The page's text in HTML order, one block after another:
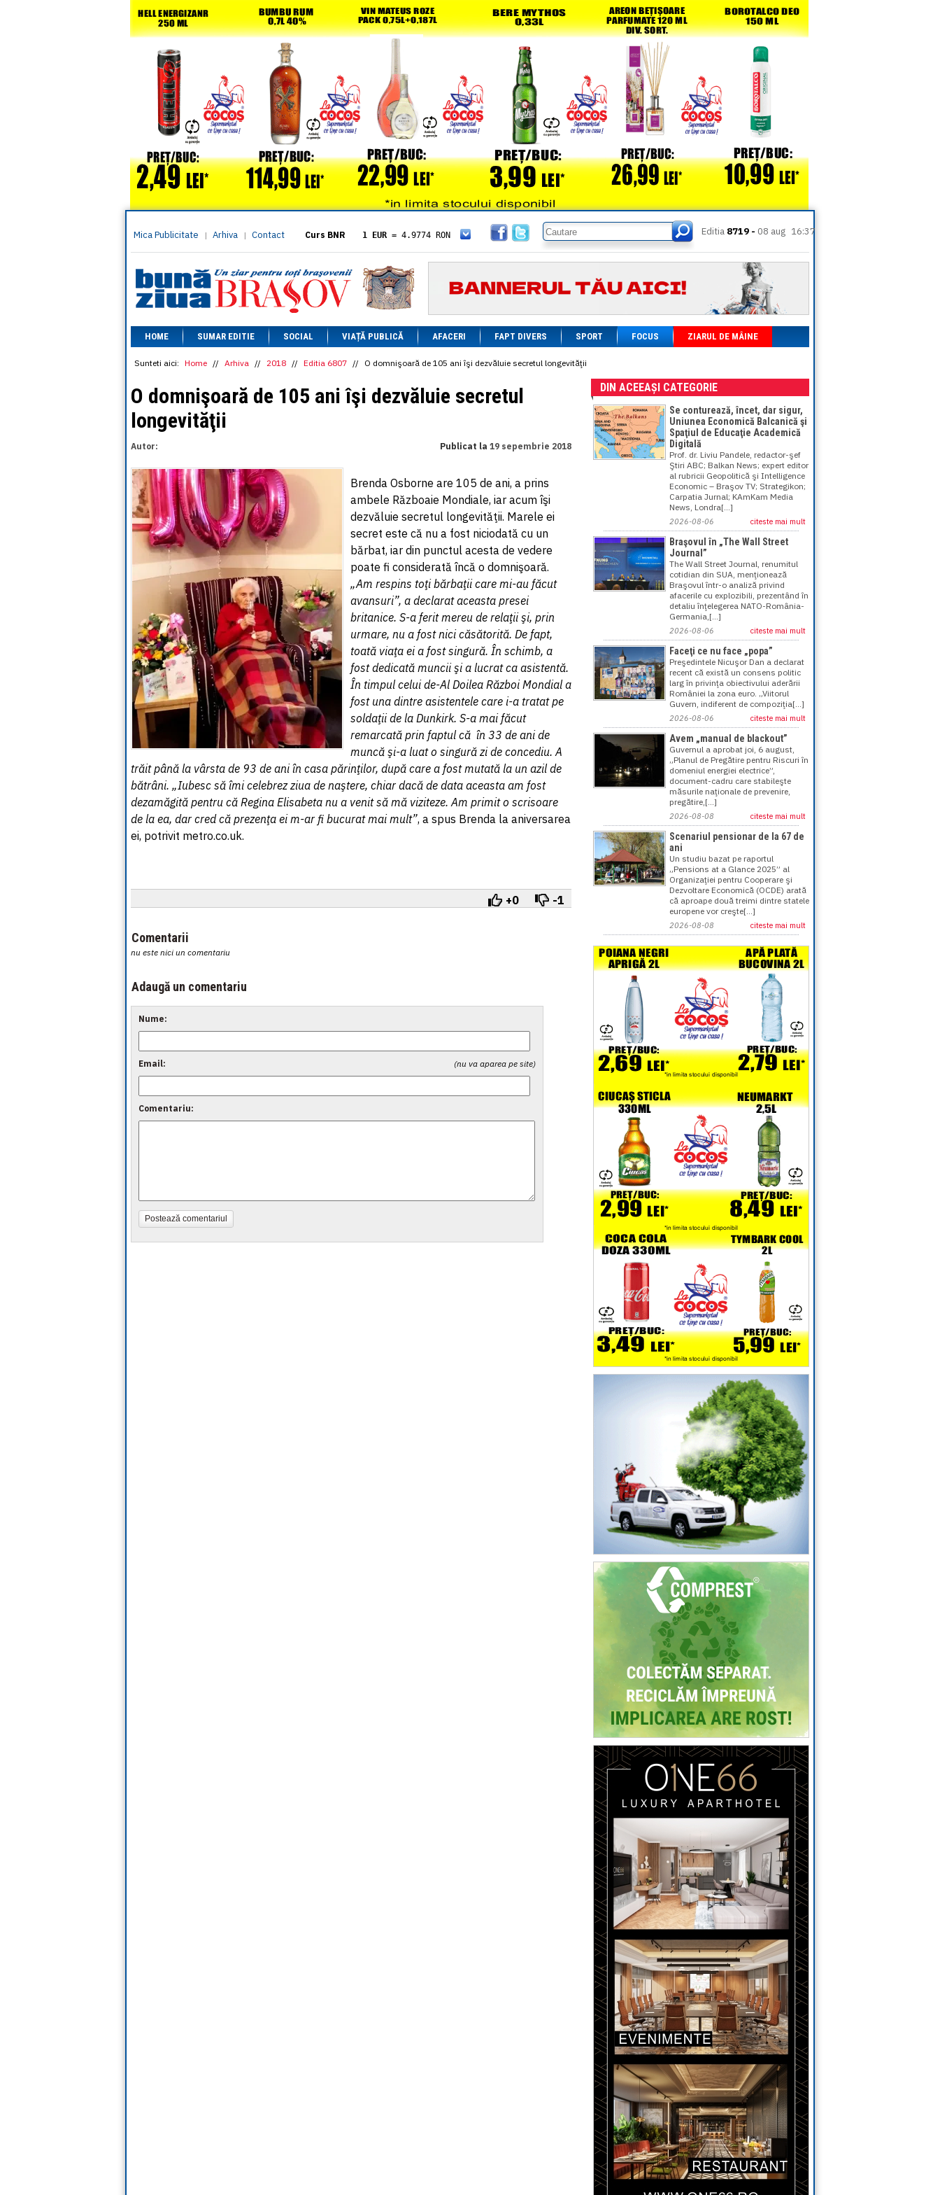
Mica Publicitate | Arhiva | Contact Curs BNR 1 EUR = 4.9774 RON
= 5.8304 RON
1 XAU= 464.4611 RON
1 AED= 1.1933 RON
1 AUD= 2.7957 RON
1 BGN= 2.5449 RON
1 CAD= 3.1559 RON
1 CHF= 5.2813 RON
1 CNY= 0.6015 RON
1 DKK
= 0.6668 RON
1 EGP= 0.0860 RON
= 0.3047 RON
1 NOK= 0.4191 RON
1 NZD= 2.6097 RON
1 PLN= 1.1646 RON
1 RUB= 0.0530 RON
1 SEK = 0.4526 RON
1 TRY= 0.1141 RON
1 XDR= 5.9383 RON
1 ZAR= 0.2318 RON
Editia 8719 - 08 aug 16:37
HOME SUMAR EDITIE SOCIAL VIAȚĂ PUBLICĂ AFACERI FAPT DIVERS SPORT FOCUS ZIARUL DE MÂINE
Sunteti aici: Home // Arhiva // 2018 // Editia 6807 // O domnişoară de 105 ani îşi dezvăluie secretul longevităţii
O domnişoară de 105 ani îşi dezvăluie secretul
longevităţii
Autor: Publicat la 19 sepembrie 2018
Brenda Osborne are 105 de ani, a prins
ambele Războaie Mondiale, iar acum îşi
dezvăluie secretul longevităţii. Marele ei
secret este că nu a fost niciodată cu un
bărbat, iar din punctul acesta de vedere
poate fi considerată încă o domnişoară.
„Am respins toţi bărbaţii care mi-au făcut
avansuri”, a declarat aceasta presei
britanice. S-a ferit mereu de relaţii şi, prin
urmare, nu a fost nici căsătorită. De fapt,
toată viaţa ei a fost singură. În schimb, a
fost dedicată muncii şi a lucrat ca asistentă.
În timpul celui de-Al Doilea Război Mondial a
fost una dintre asistentele care i-a tratat pe
soldaţii de la Dunkirk. S-a mai făcut
remarcată prin faptul că în 33 de ani de
muncă şi-a luat o singură zi de concediu. A
trăit până la vârsta de 93 de ani în casa părinţilor, după care a fost mutată la un azil de
bătrâni. „Iubesc să îmi celebrez ziua de naştere, chiar dacă de data aceasta am fost
dezamăgită pentru că Regina Elisabeta nu a venit să mă viziteze. Am primit o scrisoare
de la ea, dar cred că prezenţa ei m-ar fi bucurat mai mult”, a spus Brenda la aniversarea
ei, potrivit metro.co.uk.
+0 -1
Comentarii
nu este nici un comentariu
Adaugă un comentariu
Nume:
(nu va aparea pe site)
Email:
Comentariu:
Postează comentariul
DIN ACEEAȘI CATEGORIE
Se conturează, încet, dar sigur,
Uniunea Economică Balcanică şi
Spaţiul de Educaţie Academică
Digitală
Prof. dr. Liviu Pandele, redactor-şef
Ştiri ABC; Balkan News; expert editor
al rubricii Geopolitică şi Intelligence
Economic – Braşov TV; Strategikon;
Carpatia Jurnal; KAmKam Media
News, Londra[...]
2026-08-06 citeste mai mult
Braşovul în „The Wall Street
Journal”
The Wall Street Journal, renumitul
cotidian din SUA, menţionează
Braşovul într-o analiză privind
afacerile cu explozibili, prezentând în
detaliu înţelegerea NATO-România-
Germania,[...]
2026-08-06 citeste mai mult
Faceţi ce nu face „popa”
Preşedintele Nicuşor Dan a declarat
recent că există un consens politic
larg în privinţa obiectivului aderării
României la zona euro. „Viitorul
Guvern, indiferent de compoziţia[...]
2026-08-06 citeste mai mult
Avem „manual de blackout”
Guvernul a aprobat joi, 6 august,
„Planul de Pregătire pentru Riscuri în
domeniul energiei electrice”,
document-cadru care stabileşte
măsurile naţionale de prevenire,
pregătire,[...]
2026-08-08 citeste mai mult
Scenariul pensionar de la 67 de
ani
Un studiu bazat pe raportul
„Pensions at a Glance 2025” al
Organizaţiei pentru Cooperare şi
Dezvoltare Economică (OCDE) arată
că aproape două treimi dintre statele
europene vor creşte[...]
2026-08-08 citeste mai mult